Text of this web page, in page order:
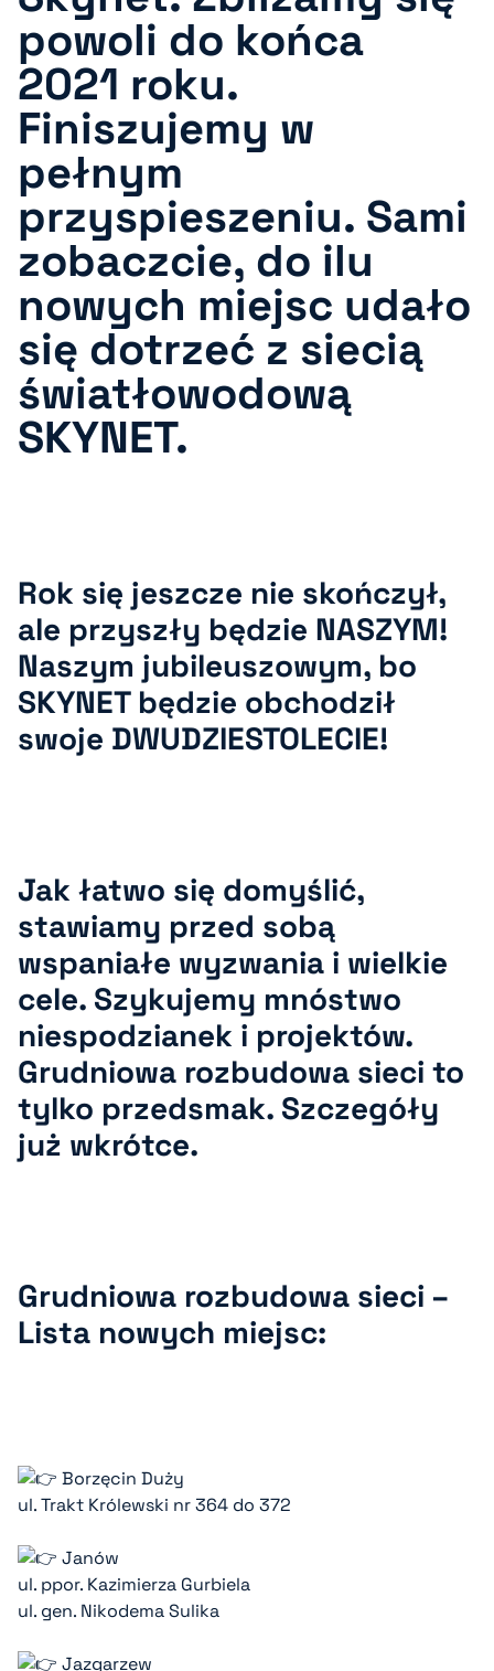
powoli do końca
2021 roku.
Finiszujemy w
pełnym
przyspieszeniu. Sami
zobaczcie, do ilu
nowych miejsc udało
się dotrzeć z siecią
światłowodową
SKYNET.
Rok się jeszcze nie skończył,
ale przyszły będzie NASZYM!
Naszym jubileuszowym, bo
SKYNET będzie obchodził
swoje DWUDZIESTOLECIE!
Jak łatwo się domyślić,
stawiamy przed sobą
wspaniałe wyzwania i wielkie
cele. Szykujemy mnóstwo
niespodzianek i projektów.
Grudniowa rozbudowa sieci to
tylko przedsmak. Szczegóły
już wkrótce.
Grudniowa rozbudowa sieci –
Lista nowych miejsc:
Borzęcin Duży
ul. Trakt Królewski nr 364 do 372
Janów
ul. ppor. Kazimierza Gurbiela
ul. gen. Nikodema Sulika
Jazgarzew